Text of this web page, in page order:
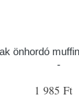
önhordó
-
1 985 Ft